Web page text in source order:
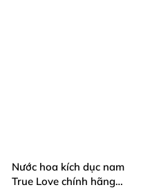
Nước hoa kích dục nam
True Love chính hãng